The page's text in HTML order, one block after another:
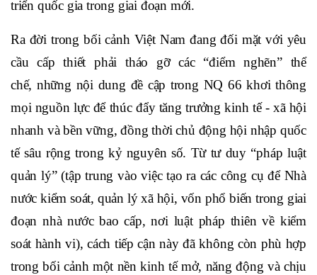
triển quốc gia trong giai đoạn mới.
Ra đời trong bối cảnh Việt Nam đang đối mặt với yêu
cầu cấp thiết phải tháo gỡ các “điểm nghẽn” thể
chế, những nội dung đề cập trong NQ 66 khơi thông
mọi nguồn lực để thúc đẩy tăng trưởng kinh tế - xã hội
nhanh và bền vững, đồng thời chủ động hội nhập quốc
tế sâu rộng trong kỷ nguyên số. Từ tư duy “pháp luật
quản lý” (tập trung vào việc tạo ra các công cụ để Nhà
nước kiểm soát, quản lý xã hội, vốn phổ biến trong giai
đoạn nhà nước bao cấp, nơi luật pháp thiên về kiểm
soát hành vi), cách tiếp cận này đã không còn phù hợp
trong bối cảnh một nền kinh tế mở, năng động và chịu